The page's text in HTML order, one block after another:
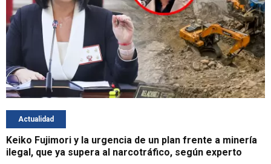
Actualidad
Keiko Fujimori y la urgencia de un plan frente a minería
ilegal, que ya supera al narcotráfico, según experto